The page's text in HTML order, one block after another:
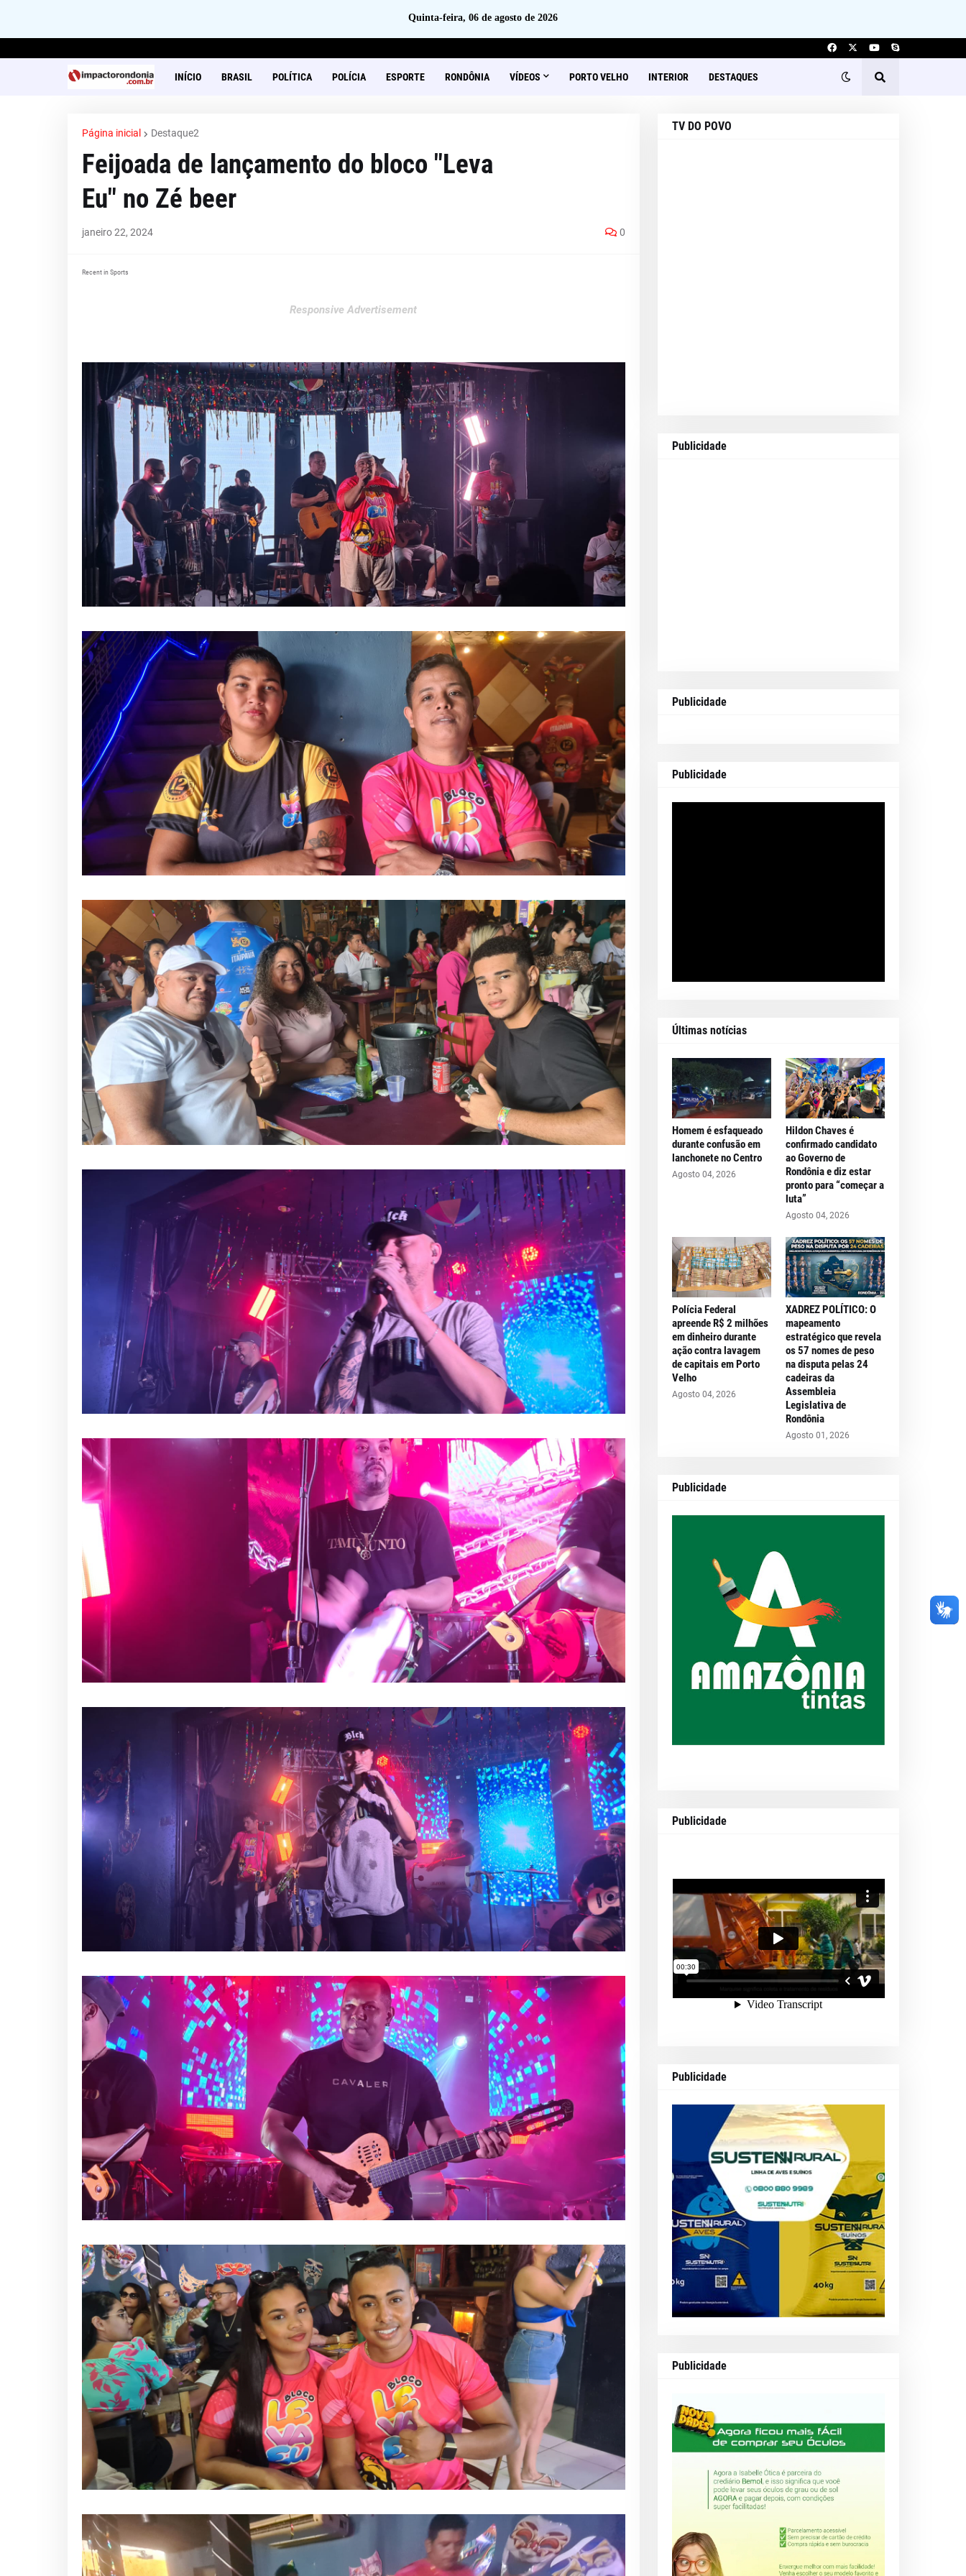
Quinta-feira, 06 de agosto de 2026
INÍCIO BRASIL POLÍTICA POLÍCIA ESPORTE RONDÔNIA VÍDEOS PORTO VELHO INTERIOR DESTAQUES
Página inicial Destaque2
Feijoada de lançamento do bloco "Leva
Eu" no Zé beer
janeiro 22, 2024 0
Recent in Sports
Responsive Advertisement
TV DO POVO
Publicidade
Publicidade
Publicidade
Últimas notícias
Homem é esfaqueado
durante confusão em
lanchonete no Centro
Agosto 04, 2026
Hildon Chaves é
confirmado candidato
ao Governo de
Rondônia e diz estar
pronto para “começar a
luta”
Agosto 04, 2026
Polícia Federal
apreende R$ 2 milhões
em dinheiro durante
ação contra lavagem
de capitais em Porto
Velho
Agosto 04, 2026
XADREZ POLÍTICO: O
mapeamento
estratégico que revela
os 57 nomes de peso
na disputa pelas 24
cadeiras da
Assembleia
Legislativa de
Rondônia
Agosto 01, 2026
Publicidade
Publicidade
Publicidade
Publicidade